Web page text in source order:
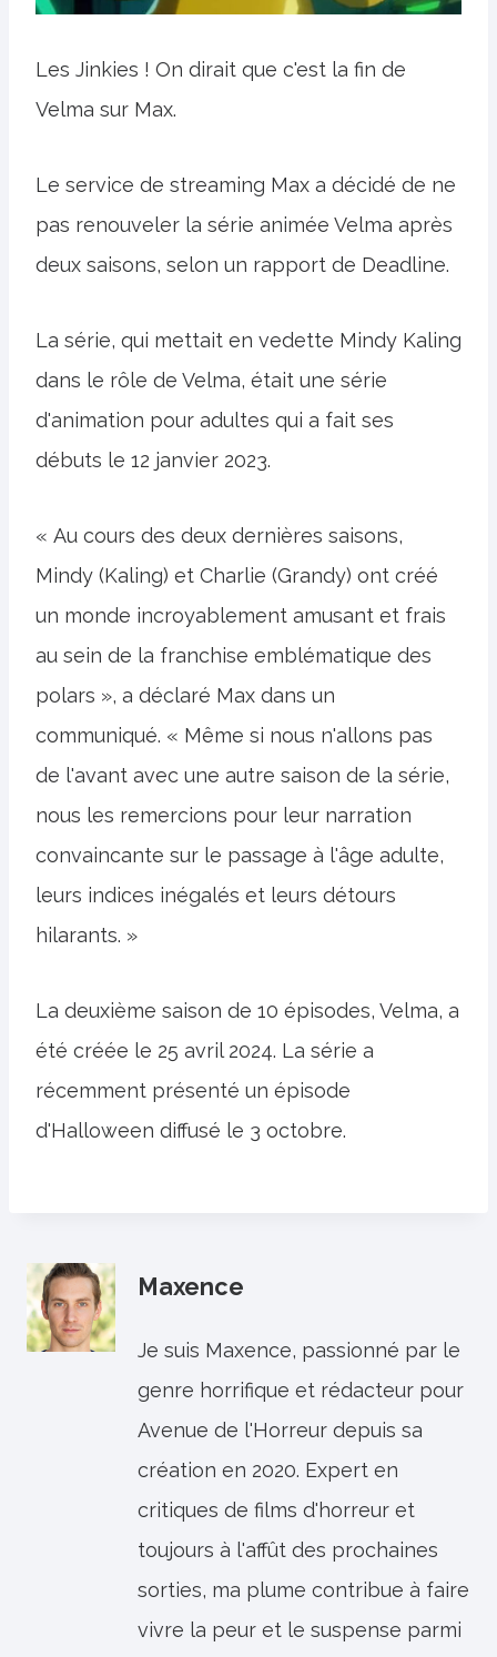
Les Jinkies ! On dirait que c'est la fin de
Velma sur Max.
Le service de streaming Max a décidé de ne
pas renouveler la série animée Velma après
deux saisons, selon un rapport de Deadline.
La série, qui mettait en vedette Mindy Kaling
dans le rôle de Velma, était une série
d'animation pour adultes qui a fait ses
débuts le 12 janvier 2023.
« Au cours des deux dernières saisons,
Mindy (Kaling) et Charlie (Grandy) ont créé
un monde incroyablement amusant et frais
au sein de la franchise emblématique des
polars », a déclaré Max dans un
communiqué. « Même si nous n'allons pas
de l'avant avec une autre saison de la série,
nous les remercions pour leur narration
convaincante sur le passage à l'âge adulte,
leurs indices inégalés et leurs détours
hilarants. »
La deuxième saison de 10 épisodes, Velma, a
été créée le 25 avril 2024. La série a
récemment présenté un épisode
d'Halloween diffusé le 3 octobre.
Maxence
Je suis Maxence, passionné par le
genre horrifique et rédacteur pour
Avenue de l'Horreur depuis sa
création en 2020. Expert en
critiques de films d'horreur et
toujours à l'affût des prochaines
sorties, ma plume contribue à faire
vivre la peur et le suspense parmi